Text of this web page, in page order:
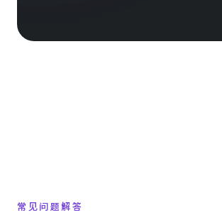
常见问题解答